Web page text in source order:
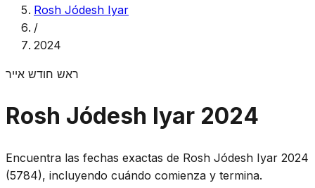
Rosh Jódesh Iyar
/
2024
ראש חודש אייר
Rosh Jódesh Iyar 2024
Encuentra las fechas exactas de Rosh Jódesh Iyar 2024
(5784), incluyendo cuándo comienza y termina.